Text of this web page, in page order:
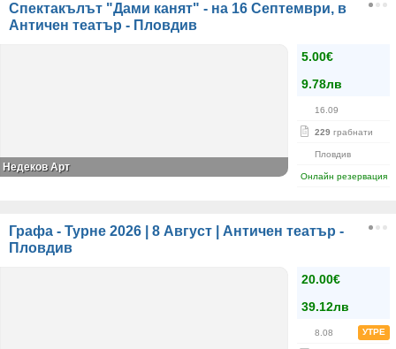
Спектакълът "Дами канят" - на 16 Септември, в
Античен театър - Пловдив
5.00€
9.78лв
16.09
229 грабнати
Пловдив
Онлайн резервация
Недеков Арт
Графа - Турне 2026 | 8 Август | Античен театър -
Пловдив
20.00€
39.12лв
8.08 УТРЕ